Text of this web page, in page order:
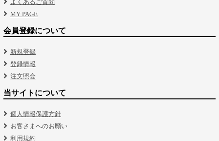
よくあるご質問
MY PAGE
会員登録について
新規登録
登録情報
注文照会
当サイトについて
個人情報保護方針
お客さまへのお願い
利用規約